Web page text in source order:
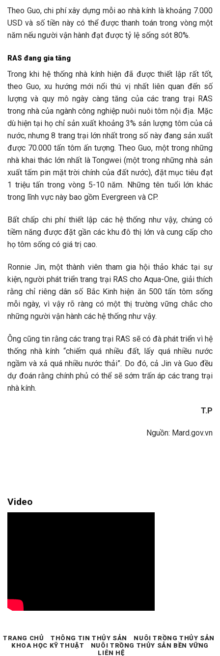
Theo Guo, chi phí xây dựng mỗi ao nhà kính là khoảng 7.000
USD và số tiền này có thể được thanh toán trong vòng một
năm nếu người vận hành đạt được tỷ lệ sống sót 80%.
RAS đang gia tăng
Trong khi hệ thống nhà kính hiện đã được thiết lập rất tốt,
theo Guo, xu hướng mới nổi thú vị nhất liên quan đến số
lượng và quy mô ngày càng tăng của các trang trại RAS
trong nhà của ngành công nghiệp nuôi nuôi tôm nội địa. Mặc
dù hiện tại họ chỉ sản xuất khoảng 3% sản lượng tôm của cả
nước, nhưng 8 trang trại lớn nhất trong số này đang sản xuất
được 70.000 tấn tôm ấn tượng. Theo Guo, một trong những
nhà khai thác lớn nhất là Tongwei (một trong những nhà sản
xuất tấm pin mặt trời chính của đất nước), đặt mục tiêu đạt
1 triệu tấn trong vòng 5-10 năm. Những tên tuổi lớn khác
trong lĩnh vực này bao gồm Evergreen và CP.
Bất chấp chi phí thiết lập các hệ thống như vậy, chúng có
tiềm năng được đặt gần các khu đô thị lớn và cung cấp cho
họ tôm sống có giá trị cao.
Ronnie Jin, một thành viên tham gia hội thảo khác tại sự
kiện, người phát triển trang trại RAS cho Aqua-One, giải thích
rằng chỉ riêng dân số Bắc Kinh hiện ăn 500 tấn tôm sống
mỗi ngày, vì vậy rõ ràng có một thị trường vững chắc cho
những người vận hành các hệ thống như vậy.
Ông cũng tin rằng các trang trại RAS sẽ có đà phát triển vì hệ
thống nhà kính “chiếm quá nhiều đất, lấy quá nhiều nước
ngầm và xả quá nhiều nước thải”. Do đó, cả Jin và Guo đều
dự đoán rằng chính phủ có thể sẽ sớm trấn áp các trang trại
nhà kính.
T.P
Nguồn: Mard.gov.vn
Video
TRANG CHỦ THÔNG TIN THỦY SẢN
NUÔI TRỒNG THỦY SẢN
KHOA HỌC KỸ THUẬT
NUÔI TRỒNG THỦY SẢN BỀN VỮNG
LIÊN HỆ